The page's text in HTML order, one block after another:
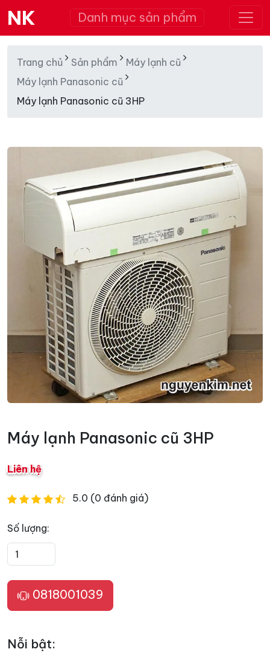
NK Danh mục sản phẩm
Trang chủ Sản phẩm
Máy lạnh cũ
Máy lạnh Panasonic cũ
Máy lạnh Panasonic cũ 3HP
Máy lạnh Panasonic cũ 3HP
Liên hệ
5.0 (0 đánh giá)
Số lượng:
0818001039
Nỗi bật: